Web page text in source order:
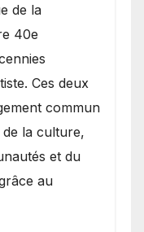
de la
40e
Ces deux
commun
la culture,
et du
au